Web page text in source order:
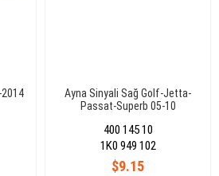
Ayna Sinyali Sağ Golf-Jetta-
Passat-Superb 05-10
400 145 10
$9.15
1K0 949 102